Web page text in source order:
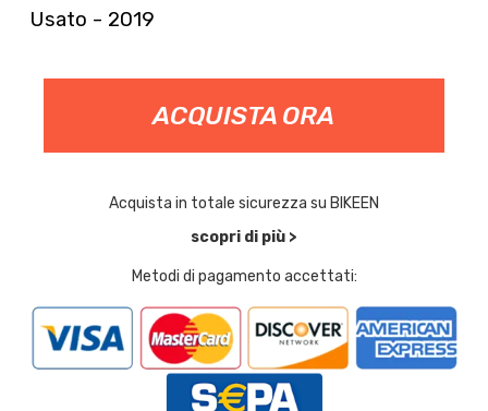
Usato - 2019
ACQUISTA ORA
Acquista in totale sicurezza su BIKEEN
scopri di più >
Metodi di pagamento accettati: